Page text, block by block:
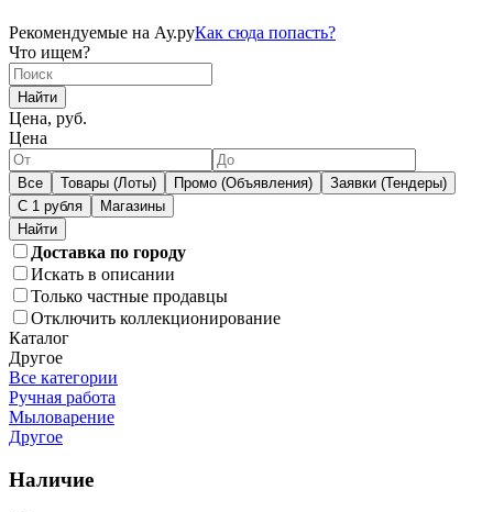
Рекомендуемые на Ау.руКак сюда попасть?
Что ищем?
Найти
Цена, руб.
Цена
Все Товары (Лоты) Промо (Объявления)
Заявки (Тендеры)
С 1 рубля
Магазины
Доставка по городу
Искать в описании
Только частные продавцы
Отключить коллекционирование
Каталог
Другое
Все категории
Ручная работа
Мыловарение
Другое
Наличие